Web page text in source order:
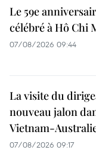
Le 59e
célébré à Hô Chi
07/08/2026 09:44
La visite du
nouveau jalon
Vietnam-
07/08/2026 09:17